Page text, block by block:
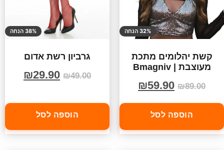
32% הנחה
קשת יהלומים מתכת
מעוצבת | Bmagniv
₪89.00
₪59.90
הוספה לסל
38% הנחה
גרביון רשת אדום
₪49.00
₪29.90
הוספה לסל